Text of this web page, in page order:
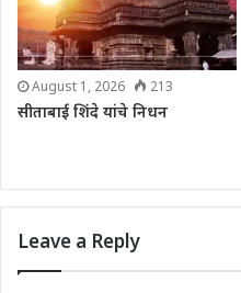
August 1, 2026 213
सीताबाई शिंदे यांचे निधन
Leave a Reply